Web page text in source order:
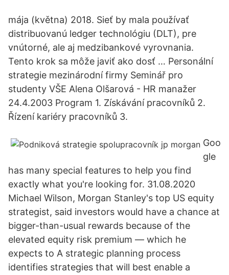
mája (května) 2018. Sieť by mala používať
distribuovanú ledger technológiu (DLT), pre
vnútorné, ale aj medzibankové vyrovnania.
Tento krok sa môže javiť ako dosť … Personální
strategie mezinárodní firmy Seminář pro
studenty VŠE Alena Olšarová - HR manažer
24.4.2003 Program 1. Získávání pracovníků 2.
Řízení kariéry pracovníků 3.
Goo
gle
has many special features to help you find
exactly what you're looking for. 31.08.2020
Michael Wilson, Morgan Stanley's top US equity
strategist, said investors would have a chance at
bigger-than-usual rewards because of the
elevated equity risk premium — which he
expects to A strategic planning process
identifies strategies that will best enable a